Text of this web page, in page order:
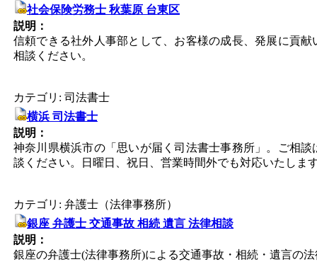
社会保険労務士 秋葉原 台東区
説明：
信頼できる社外人事部として、お客様の成長、発展に貢
相談ください。
カテゴリ: 司法書士
横浜 司法書士
説明：
神奈川県横浜市の「思いが届く司法書士事務所」。ご相
談ください。日曜日、祝日、営業時間外でも対応いたしま
カテゴリ: 弁護士（法律事務所）
銀座 弁護士 交通事故 相続 遺言 法律相談
説明：
銀座の弁護士(法律事務所)による交通事故・相続・遺言の